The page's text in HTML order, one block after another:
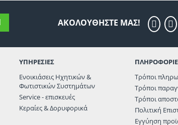
ΑΚΟΛΟΥΘΗΣΤΕ ΜΑΣ!
ΥΠΗΡΕΣΙΕΣ
Ενοικιάσεις Ηχητικών &
Φωτιστικών Συστημάτων
Service - επισκευές
Κεραίες & Δορυφορικά
Τρόποι
Τρόποι
Τρόποι
Πολιτική
Εγγύηση